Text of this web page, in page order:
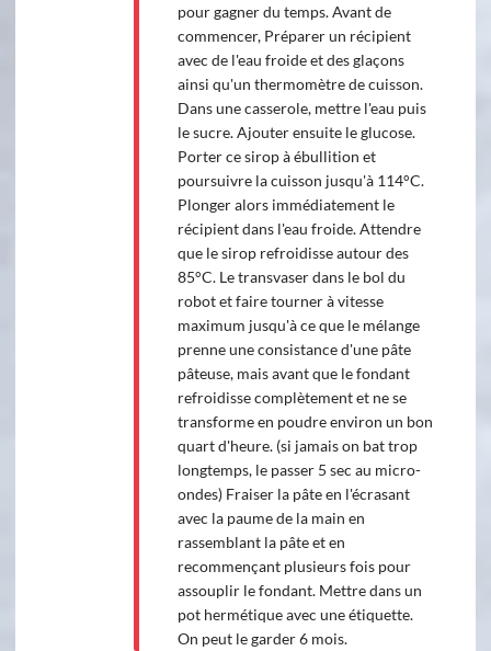
pour gagner du temps. Avant de
commencer, Préparer un récipient
avec de l'eau froide et des glaçons
ainsi qu'un thermomètre de cuisson.
Dans une casserole, mettre l'eau puis
le sucre. Ajouter ensuite le glucose.
Porter ce sirop à ébullition et
poursuivre la cuisson jusqu'à 114°C.
Plonger alors immédiatement le
récipient dans l'eau froide. Attendre
que le sirop refroidisse autour des
85°C. Le transvaser dans le bol du
robot et faire tourner à vitesse
maximum jusqu'à ce que le mélange
prenne une consistance d'une pâte
pâteuse, mais avant que le fondant
refroidisse complètement et ne se
transforme en poudre environ un bon
quart d'heure. (si jamais on bat trop
longtemps, le passer 5 sec au micro-
ondes) Fraiser la pâte en l'écrasant
avec la paume de la main en
rassemblant la pâte et en
recommençant plusieurs fois pour
assouplir le fondant. Mettre dans un
pot hermétique avec une étiquette.
On peut le garder 6 mois.